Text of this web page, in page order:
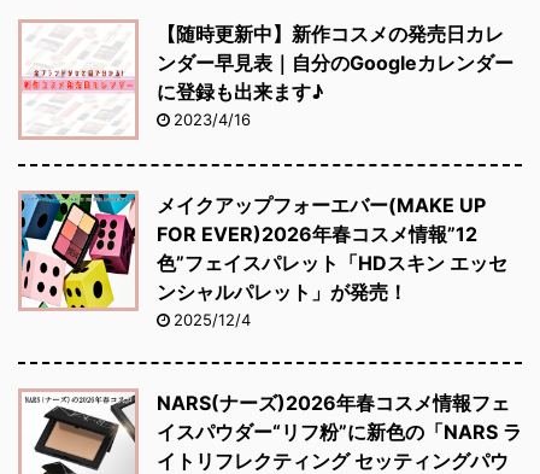
【随時更新中】新作コスメの発売日カレ
ンダー早見表｜自分のGoogleカレンダー
に登録も出来ます♪
2023/4/16
メイクアップフォーエバー(MAKE UP
FOR EVER)2026年春コスメ情報”12
色”フェイスパレット「HDスキン エッセ
ンシャルパレット」が発売！
2025/12/4
NARS(ナーズ)2026年春コスメ情報フェ
イスパウダー“リフ粉”に新色の「NARS ラ
イトリフレクティング セッティングパウ